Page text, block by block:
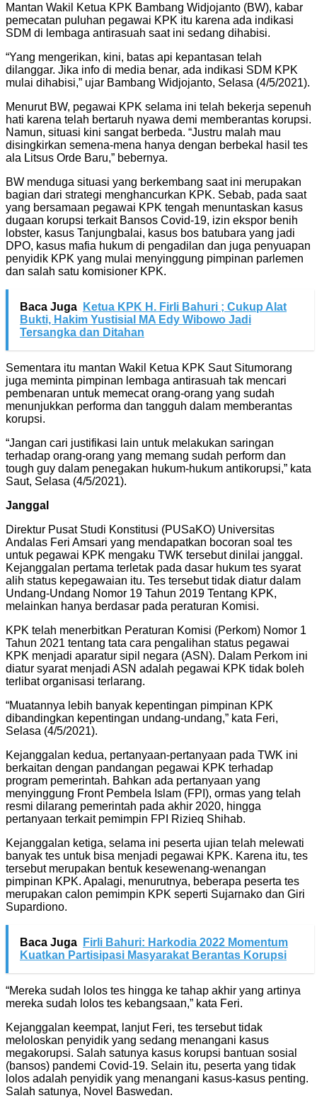
Mantan Wakil Ketua KPK Bambang Widjojanto (BW), kabar
pemecatan puluhan pegawai KPK itu karena ada indikasi
SDM di lembaga antirasuah saat ini sedang dihabisi.
“Yang mengerikan, kini, batas api kepantasan telah
dilanggar. Jika info di media benar, ada indikasi SDM KPK
mulai dihabisi,” ujar Bambang Widjojanto, Selasa (4/5/2021).
Menurut BW, pegawai KPK selama ini telah bekerja sepenuh
hati karena telah bertaruh nyawa demi memberantas korupsi.
Namun, situasi kini sangat berbeda. “Justru malah mau
disingkirkan semena-mena hanya dengan berbekal hasil tes
ala Litsus Orde Baru,” bebernya.
BW menduga situasi yang berkembang saat ini merupakan
bagian dari strategi menghancurkan KPK. Sebab, pada saat
yang bersamaan pegawai KPK tengah menuntaskan kasus
dugaan korupsi terkait Bansos Covid-19, izin ekspor benih
lobster, kasus Tanjungbalai, kasus bos batubara yang jadi
DPO, kasus mafia hukum di pengadilan dan juga penyuapan
penyidik KPK yang mulai menyinggung pimpinan parlemen
dan salah satu komisioner KPK.
Baca Juga
Ketua KPK H. Firli Bahuri ; Cukup Alat
Bukti, Hakim Yustisial MA Edy Wibowo Jadi
Tersangka dan Ditahan
Sementara itu mantan Wakil Ketua KPK Saut Situmorang
juga meminta pimpinan lembaga antirasuah tak mencari
pembenaran untuk memecat orang-orang yang sudah
menunjukkan performa dan tangguh dalam memberantas
korupsi.
“Jangan cari justifikasi lain untuk melakukan saringan
terhadap orang-orang yang memang sudah perform dan
tough guy dalam penegakan hukum-hukum antikorupsi,” kata
Saut, Selasa (4/5/2021).
Janggal
Direktur Pusat Studi Konstitusi (PUSaKO) Universitas
Andalas Feri Amsari yang mendapatkan bocoran soal tes
untuk pegawai KPK mengaku TWK tersebut dinilai janggal.
Kejanggalan pertama terletak pada dasar hukum tes syarat
alih status kepegawaian itu. Tes tersebut tidak diatur dalam
Undang-Undang Nomor 19 Tahun 2019 Tentang KPK,
melainkan hanya berdasar pada peraturan Komisi.
KPK telah menerbitkan Peraturan Komisi (Perkom) Nomor 1
Tahun 2021 tentang tata cara pengalihan status pegawai
KPK menjadi aparatur sipil negara (ASN). Dalam Perkom ini
diatur syarat menjadi ASN adalah pegawai KPK tidak boleh
terlibat organisasi terlarang.
“Muatannya lebih banyak kepentingan pimpinan KPK
dibandingkan kepentingan undang-undang,” kata Feri,
Selasa (4/5/2021).
Kejanggalan kedua, pertanyaan-pertanyaan pada TWK ini
berkaitan dengan pandangan pegawai KPK terhadap
program pemerintah. Bahkan ada pertanyaan yang
menyinggung Front Pembela Islam (FPI), ormas yang telah
resmi dilarang pemerintah pada akhir 2020, hingga
pertanyaan terkait pemimpin FPI Rizieq Shihab.
Kejanggalan ketiga, selama ini peserta ujian telah melewati
banyak tes untuk bisa menjadi pegawai KPK. Karena itu, tes
tersebut merupakan bentuk kesewenang-wenangan
pimpinan KPK. Apalagi, menurutnya, beberapa peserta tes
merupakan calon pemimpin KPK seperti Sujarnako dan Giri
Supardiono.
Baca Juga
Firli Bahuri: Harkodia 2022 Momentum
Kuatkan Partisipasi Masyarakat Berantas Korupsi
“Mereka sudah lolos tes hingga ke tahap akhir yang artinya
mereka sudah lolos tes kebangsaan,” kata Feri.
Kejanggalan keempat, lanjut Feri, tes tersebut tidak
meloloskan penyidik yang sedang menangani kasus
megakorupsi. Salah satunya kasus korupsi bantuan sosial
(bansos) pandemi Covid-19. Selain itu, peserta yang tidak
lolos adalah penyidik yang menangani kasus-kasus penting.
Salah satunya, Novel Baswedan.